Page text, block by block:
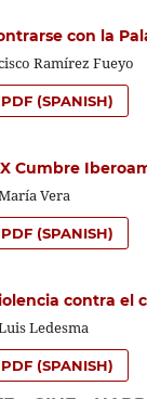
con la
Ramírez Fueyo
PDF (SPANISH)
Cumbre
Vera
PDF (SPANISH)
contra el
Ledesma
PDF (SPANISH)